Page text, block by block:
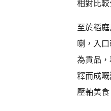
相對比較
至於稻
喇，入
為貢品
釋而成
壓軸美